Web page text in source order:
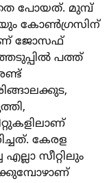
പോയത്. മുമ്പ്
കോണ്‍ഗ്രസിന്
ജോസഫ്
പത്ത്
കേരള
സീറ്റിലും